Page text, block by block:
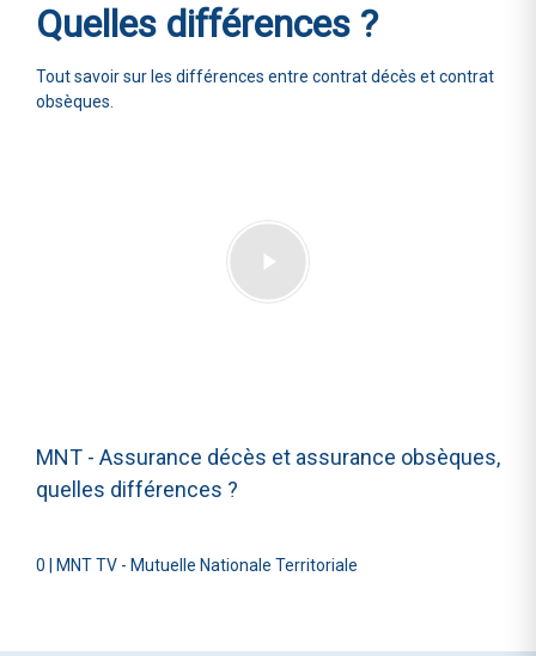
Quelles différences ?
Tout savoir sur les différences entre contrat décès et contrat
obsèques.
MNT - Assurance décès et assurance obsèques,
quelles différences ?
0 MNT TV - Mutuelle Nationale Territoriale